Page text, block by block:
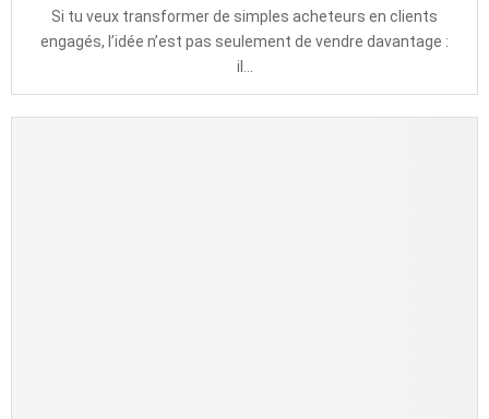
Si tu veux transformer de simples acheteurs en clients
engagés, l’idée n’est pas seulement de vendre davantage :
il...